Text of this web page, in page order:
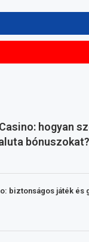
hogyan
bónuszokat?
biztonságos játék